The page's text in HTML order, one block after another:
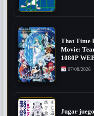
That Time
Movie:
1080P
07/08/2026
Jugar